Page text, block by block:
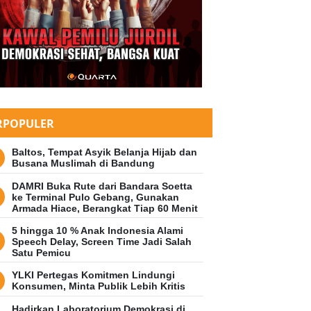
Baltos, Tempat Asyik Belanja Hijab dan
Busana Muslimah di Bandung
DAMRI Buka Rute dari Bandara Soetta
ke Terminal Pulo Gebang, Gunakan
Armada Hiace, Berangkat Tiap 60 Menit
5 hingga 10 % Anak Indonesia Alami
Speech Delay, Screen Time Jadi Salah
Satu Pemicu
YLKI Pertegas Komitmen Lindungi
Konsumen, Minta Publik Lebih Kritis